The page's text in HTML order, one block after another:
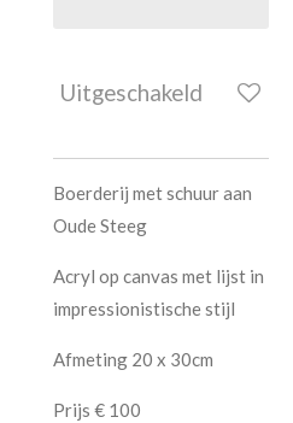
Uitgeschakeld
Boerderij met schuur aan
Oude Steeg
Acryl op canvas met lijst in
impressionistische stijl
Afmeting 20 x 30cm
Prijs € 100